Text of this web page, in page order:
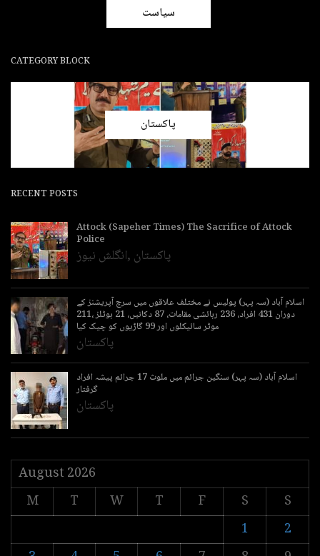
سیاست
CATEGORY BLOCK
پاکستان
RECENT POSTS
Attock (Sapeher Times) The Sacrifice of Attock
Police
انگلش نیوز, پاکستان
اسلام آباد (سہ پہر) پولیس نے مختلف علاقوں میں سرچ آپریشنز کے
دوران 431 افراد، 236 رہائشی مقامات، 87 دکانیں، 21 ہوٹلز ،211
موٹر سائیکلوں اور 99 گاڑیوں کو چیک کیا
پاکستان
اسلام آباد (سہ پہر) سنگین جرائم میں ملوث 17 جرائم پیشہ افراد
گرفتار
پاکستان
August 2026
M
T W T F S
S
1
2